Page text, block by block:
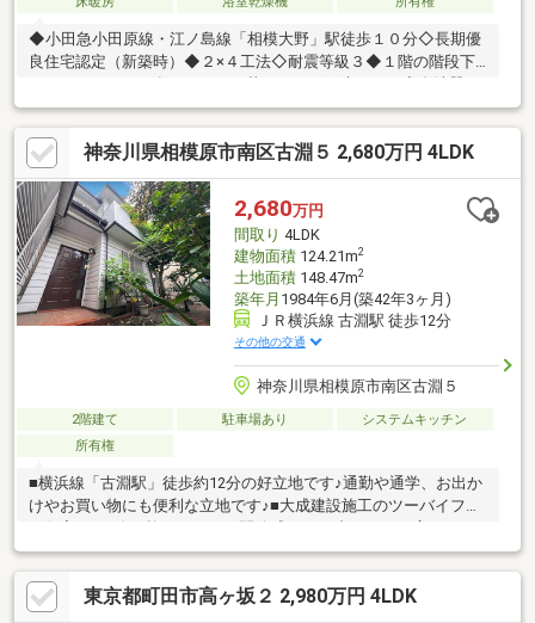
◆小田急小田原線・江ノ島線「相模大野」駅徒歩１０分◇長期優
良住宅認定（新築時）◆２×４工法◇耐震等級３◆１階の階段下
浴室乾燥機付きで設備も充実◆各居室の収納以外に納戸×２や壁
面収納など収納も豊富です。◇玄関には約２．２㎡のシューズク
ローゼット有、玄関がスッキリして見えます。◆室内の壁紙はア
イボリー系のクロスを採用しており、明るいのですが落ち着いて
見えます。◇エコキュートや太陽光パネルが設置されているオー
ル電化住宅です。
神奈川県相模原市南区古淵５ 2,680万円 4LDK
2,680万円
間取り 4LDK
建物面積124.21m2
土地面積148.47m2
築年月 1984年6月(築42年3ヶ月)
ＪＲ横浜線 古淵駅 徒歩12分
その他の交通
神奈川県相模原市南区古淵５
2階建て 駐車場あり
システムキッチン
所有権
■横浜線「古淵駅」徒歩約12分の好立地です♪通勤や通学、お出か
けやお買い物にも便利な立地です♪■大成建設施工のツーバイフォ
ー住宅です♪吹き抜けがあり、開放感のある造りです♪■広々とし
た4LDKの間取りです♪全居室6帖以上のゆとりがあり、のびのびと
お住まいいただけます。
東京都町田市高ヶ坂２ 2,980万円 4LDK